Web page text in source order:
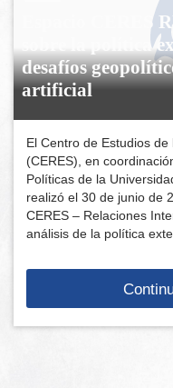
Espacio CERES
sobre la política
desafíos
artificial
El Centro de Estudios
(CERES), en
Políticas de la
realizó el 30 de junio de
CERES – Relaciones
análisis de la política